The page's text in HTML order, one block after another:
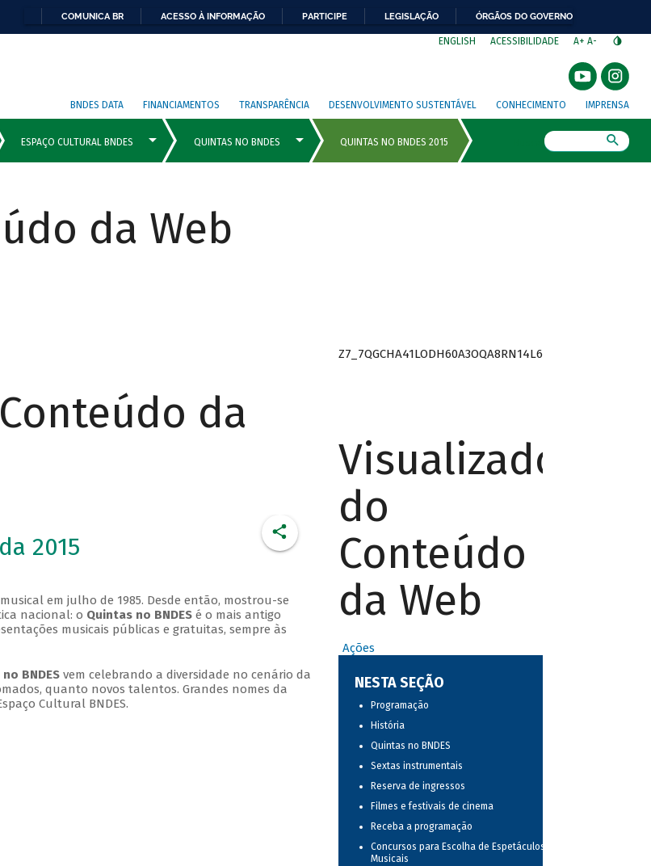
COMUNICA BR ACESSO À INFORMAÇÃO PARTICIPE LEGISLAÇÃO ÓRGÃOS DO GOVERNO
ENGLISH ACESSIBILIDADE A+ A-
BNDES DATA FINANCIAMENTOS TRANSPARÊNCIA DESENVOLVIMENTO SUSTENTÁVEL CONHECIMENTO IMPRENSA
da Web
da
2015
em julho de 1985. Desde então, mostrou-se
nacional: o Quintas no BNDESé o mais antigo
musicais públicas e gratuitas, sempre às
BNDESvem celebrando a diversidade no cenário da
quanto novos talentos. Grandes nomes da
Cultural BNDES.
Z7_7QGCHA41LODH60A3OQA8RN14L6
Visualizador
do
Conteúdo
da Web
Ações
NESTA SEÇÃO
Programação
História
Quintas no BNDES
Sextas instrumentais
Reserva de ingressos
Filmes e festivais de cinema
Receba a programação
Concursos para Escolha de Espetáculos
Musicais